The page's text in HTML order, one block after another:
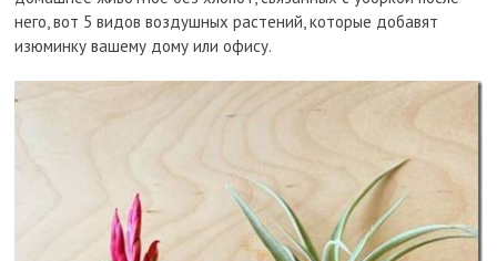
него, вот 5 видов воздушных растений, которые добавят
изюминку вашему дому или офису.